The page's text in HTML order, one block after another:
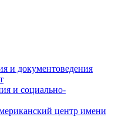
и документоведения
и социально-
центр имени